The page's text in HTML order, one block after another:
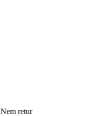
Nem retur